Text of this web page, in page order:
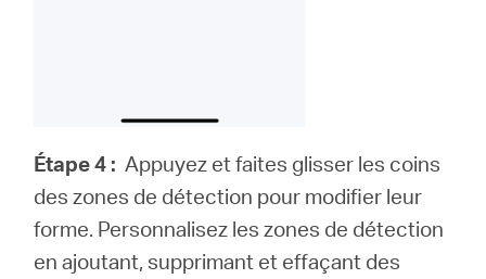
Étape 4 : Appuyez et faites glisser les coins
des zones de détection pour modifier leur
forme. Personnalisez les zones de détection
en ajoutant, supprimant et effaçant des